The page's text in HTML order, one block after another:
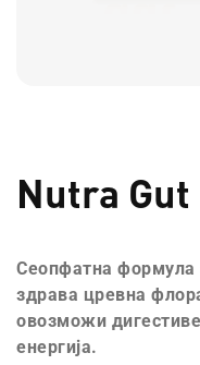
Nutra Gut
Сеопфатна формула
здрава цревна
овозможи
енергија.